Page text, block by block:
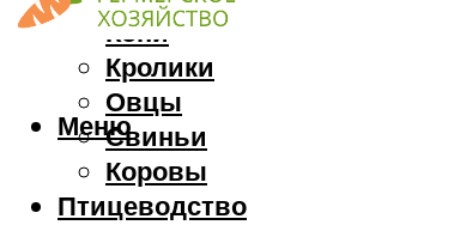
Кони
Кролики
Овцы
Свиньи
Коровы
Птицеводство
Меню